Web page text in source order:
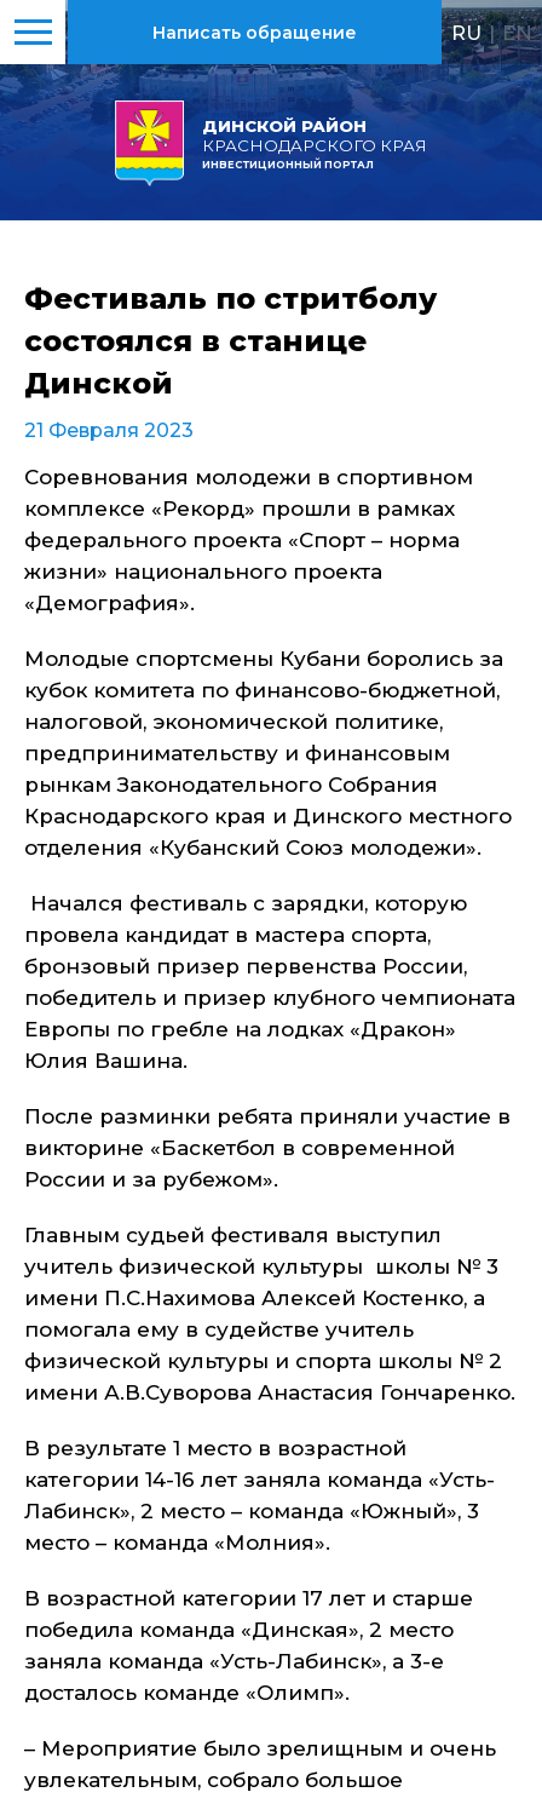
ДИНСКОЙ РАЙОН
КРАСНОДАРСКОГО КРАЯ
ИНВЕСТИЦИОННЫЙ ПОРТАЛ
Написать обращение RU | EN
Фестиваль по стритболу
состоялся в станице
Динской
21 Февраля 2023
Соревнования молодежи в спортивном
комплексе «Рекорд» прошли в рамках
федерального проекта «Спорт – норма
жизни» национального проекта
«Демография».
Молодые спортсмены Кубани боролись за
кубок комитета по финансово-бюджетной,
налоговой, экономической политике,
предпринимательству и финансовым
рынкам Законодательного Собрания
Краснодарского края и Динского местного
отделения «Кубанский Союз молодежи».
Начался фестиваль с зарядки, которую
провела кандидат в мастера спорта,
бронзовый призер первенства России,
победитель и призер клубного чемпионата
Европы по гребле на лодках «Дракон»
Юлия Вашина.
После разминки ребята приняли участие в
викторине «Баскетбол в современной
России и за рубежом».
Главным судьей фестиваля выступил
учитель физической культуры школы № 3
имени П.С.Нахимова Алексей Костенко, а
помогала ему в судействе учитель
физической культуры и спорта школы № 2
имени А.В.Суворова Анастасия Гончаренко.
В результате 1 место в возрастной
категории 14-16 лет заняла команда «Усть-
Лабинск», 2 место – команда «Южный», 3
место – команда «Молния».
В возрастной категории 17 лет и старше
победила команда «Динская», 2 место
заняла команда «Усть-Лабинск», а 3-е
досталось команде «Олимп».
– Мероприятие было зрелищным и очень
увлекательным, собрало большое